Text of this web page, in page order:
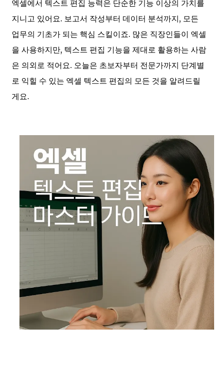
엑셀에서 텍스트 편집 능력은 단순한 기능 이상의 가치를
지니고 있어요. 보고서 작성부터 데이터 분석까지, 모든
업무의 기초가 되는 핵심 스킬이죠. 많은 직장인들이 엑셀
을 사용하지만, 텍스트 편집 기능을 제대로 활용하는 사람
은 의외로 적어요. 오늘은 초보자부터 전문가까지 단계별
로 익힐 수 있는 엑셀 텍스트 편집의 모든 것을 알려드릴
게요.